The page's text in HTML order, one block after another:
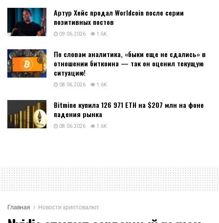
Артур Хейс продал Worldcoin после серии
позитивных постов
09.06.2026 1.6K
По словам аналитика, «быки еще не сдались» в
отношении биткоина — так он оценил текущую
ситуацию!
08.06.2026 1.6K
Bitmine купила 126 971 ETH на $207 млн на фоне
падения рынка
08.06.2026 1.6K
Главная Новости криптовалют